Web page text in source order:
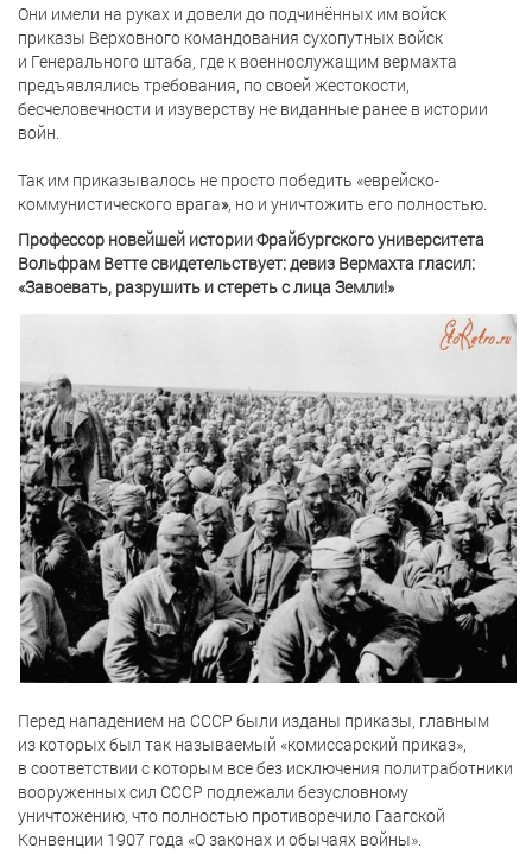
Они имели на руках и довели до подчинённых им войск
приказы Верховного командования сухопутных войск
и Генерального штаба, где к военнослужащим вермахта
предъявлялись требования, по своей жестокости,
бесчеловечности и изуверству не виданные ранее в истории
войн.
Так им приказывалось не просто победить «еврейско-
коммунистического врага», но и уничтожить его полностью.
Профессор новейшей истории Фрайбургского университета
Вольфрам Ветте свидетельствует: девиз Вермахта гласил:
«Завоевать, разрушить и стереть с лица Земли!»
Перед нападением на СССР были изданы приказы, главным
из которых был так называемый «комиссарский приказ»,
в соответствии с которым все без исключения политработники
вооруженных сил СССР подлежали безусловному
уничтожению, что полностью противоречило Гаагской
Конвенции 1907 года «О законах и обычаях войны».